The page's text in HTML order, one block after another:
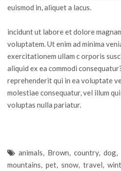
euismod in, aliquet a lacus.
incidunt ut labore et dolore
voluptatem. Ut enim ad minima
exercitationem ullam c orporis
aliquid ex ea commodi
reprehenderit qui in ea voluptate
molestiae consequatur, vel illum
voluptas nulla pariatur.
animals, Brown, country, dog,
mountains, pet, snow, travel,